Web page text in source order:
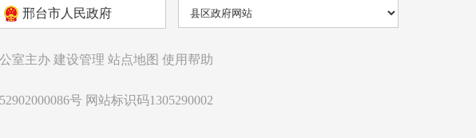
邢台市人民政府
室主办 建设管理 站点地图 使用帮助
号 网站标识码1305290002